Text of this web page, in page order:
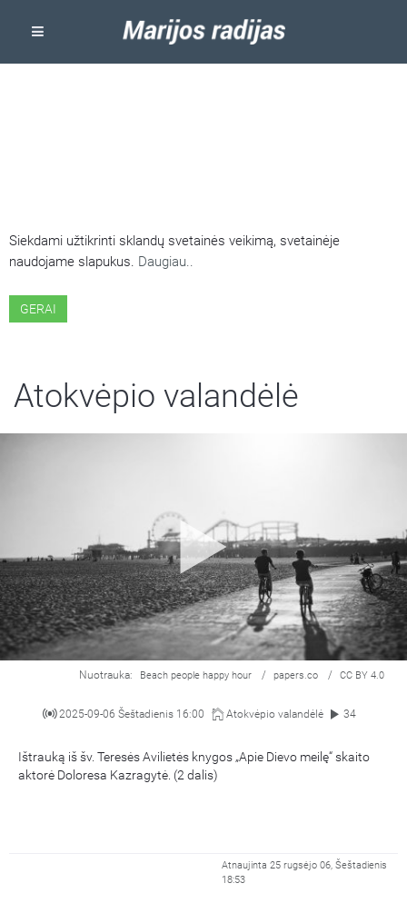
Siekdami užtikrinti sklandų svetainės veikimą, svetainėje
naudojame slapukus. Daugiau..
GERAI
Atokvėpio valandėlė
Nuotrauka: Beach people happy hour / papers.co / CC BY 4.0
2025-09-06 Šeštadienis 16:00 Atokvėpio valandėlė 34
Ištrauką iš šv. Teresės Avilietės knygos „Apie Dievo meilę“ skaito
aktorė Doloresa Kazragytė. (2 dalis)
Atnaujinta 25 rugsėjo 06, Šeštadienis
18:53